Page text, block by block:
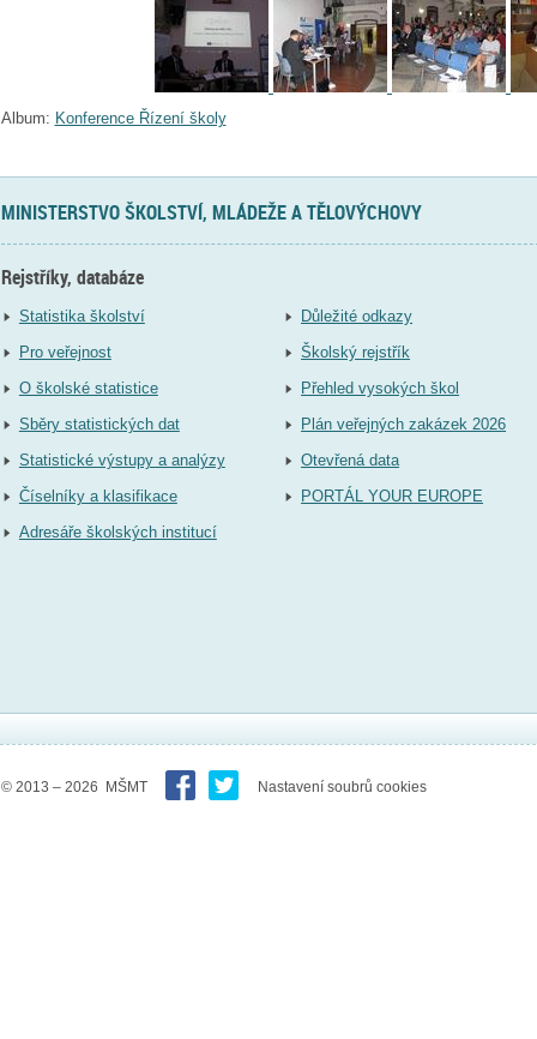
Album: Konference Řízení školy
MINISTERSTVO ŠKOLSTVÍ, MLÁDEŽE A TĚLOVÝCHOVY
Rejstříky, databáze
Statistika školství
Pro veřejnost
O školské statistice
Sběry statistických dat
Statistické výstupy a analýzy
Číselníky a klasifikace
Adresáře školských institucí
Důležité odkazy
Školský rejstřík
Přehled vysokých škol
Plán veřejných zakázek 2026
Otevřená data
PORTÁL YOUR EUROPE
© 2013 – 2026 MŠMT Nastavení soubrů cookies